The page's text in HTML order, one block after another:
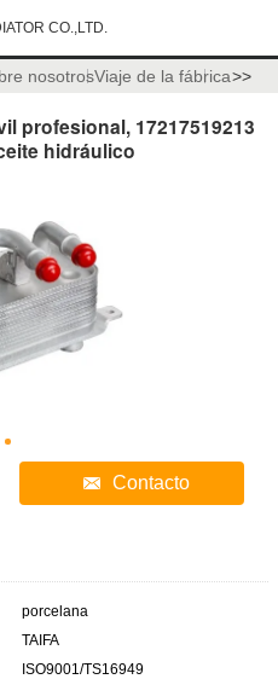
CO.,LTD.
nosotrosViaje de la fábrica>>
profesional, 17217519213
hidráulico
Contacto
porcelana
TAIFA
ISO9001/TS16949